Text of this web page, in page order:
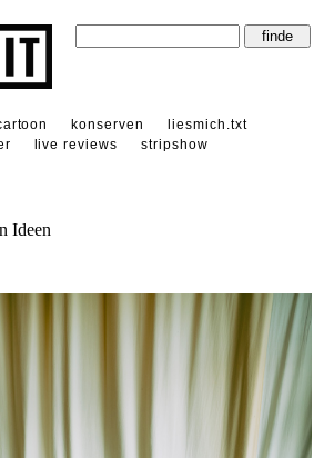
konserven
liesmich.txt
live reviews
stripshow
Ideen